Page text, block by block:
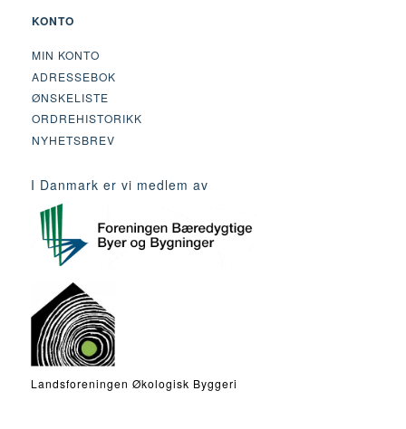
KONTO
MIN KONTO
ADRESSEBOK
ØNSKELISTE
ORDREHISTORIKK
NYHETSBREV
I Danmark er vi medlem av
Landsforeningen Økologisk Byggeri